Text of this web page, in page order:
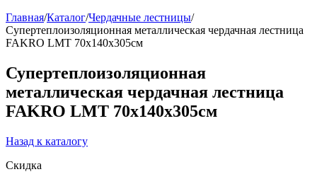
Главная/Каталог/Чердачные лестницы/
Супертеплоизоляционная металлическая чердачная лестница
FAKRO LMT 70х140х305см
Супертеплоизоляционная
металлическая чердачная лестница
FAKRO LMT 70х140х305см
Назад к каталогу
Скидка